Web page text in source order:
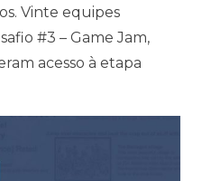
Vinte equipes
#3 – Game Jam,
acesso à etapa